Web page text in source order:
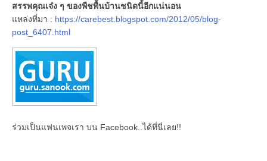
สรรพคุณเจ๋ง ๆ ของพืชพื้นบ้านชนิดนี้อีกแน่นอน
แหล่งที่มา : https://carebest.blogspot.com/2012/05/blog-
post_6407.html
ร่วมเป็นแฟนเพจเรา บน Facebook..ได้ที่นี่เลย!!